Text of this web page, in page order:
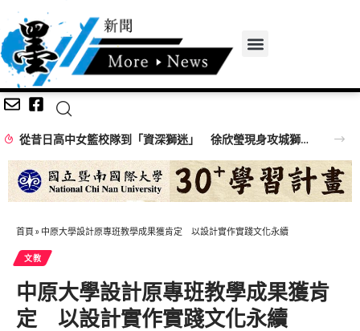
從昔日高中女籃校隊到「資深獅迷」 徐欣瑩現身攻城獅開訓為球隊加油
首頁 » 中原大學設計原專班教學成果獲肯定 以設計實作實踐文化永續
文教
中原大學設計原專班教學成果獲肯
定 以設計實作實踐文化永續